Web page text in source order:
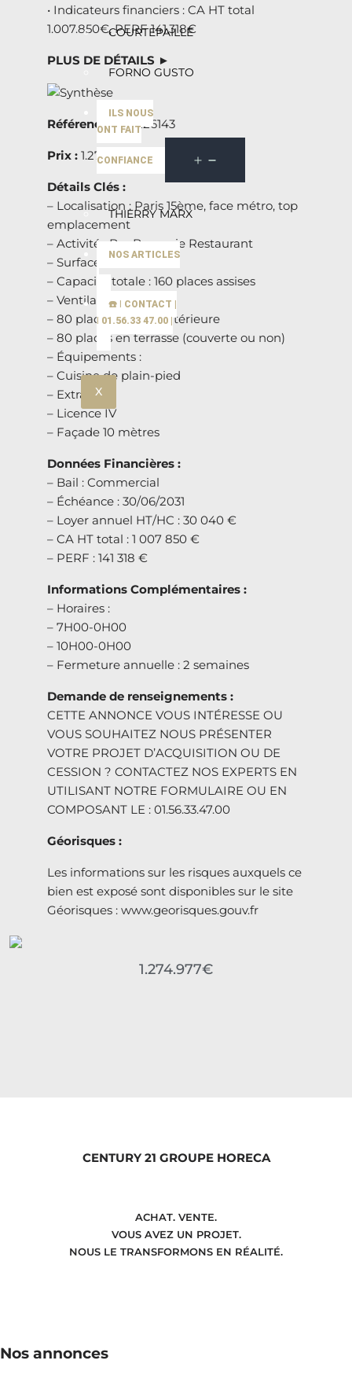
COURTEPAILLE
FORNO GUSTO
ILS NOUS
ONT FAIT
CONFIANCE
THIERRY MARX
NOS ARTICLES
☎️ | CONTACT |
| 01.56.33 47.00 |
X
• Indicateurs financiers : CA HT total
1.007.850€, PERF 141.318€
PLUS DE DÉTAILS ►
Référence :75-226143
Prix : 1.274.977€
Détails Clés :
– Localisation : Paris 15ème, face métro, top
emplacement
– Activité : Bar Brasserie Restaurant
– Surface : 96 m²
– Capacité totale : 160 places assises
– Ventilation :
– 80 places en salle intérieure
– 80 places en terrasse (couverte ou non)
– Équipements :
– Cuisine de plain-pied
– Extraction
– Licence IV
– Façade 10 mètres
Données Financières :
– Bail : Commercial
– Échéance : 30/06/2031
– Loyer annuel HT/HC : 30 040 €
– CA HT total : 1 007 850 €
– PERF : 141 318 €
Informations Complémentaires :
– Horaires :
– 7H00-0H00
– 10H00-0H00
– Fermeture annuelle : 2 semaines
Demande de renseignements :
CETTE ANNONCE VOUS INTÉRESSE OU
VOUS SOUHAITEZ NOUS PRÉSENTER
VOTRE PROJET D’ACQUISITION OU DE
CESSION ? CONTACTEZ NOS EXPERTS EN
UTILISANT NOTRE FORMULAIRE OU EN
COMPOSANT LE : 01.56.33.47.00
Géorisques :
Les informations sur les risques auxquels ce
bien est exposé sont disponibles sur le site
Géorisques : www.georisques.gouv.fr
1.274.977€
CENTURY 21 GROUPE HORECA
ACHAT. VENTE.
VOUS AVEZ UN PROJET.
NOUS LE TRANSFORMONS EN RÉALITÉ.
Nos annonces